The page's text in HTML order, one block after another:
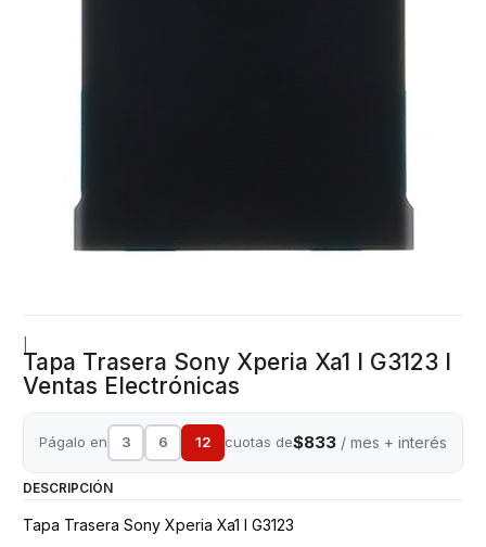
Tapa Trasera Sony Xperia Xa1 I G3123 I
Ventas Electrónicas
Págalo en 3 6 12 cuotas de$833 / mes + interés
DESCRIPCIÓN
Tapa Trasera Sony Xperia Xa1 I G3123